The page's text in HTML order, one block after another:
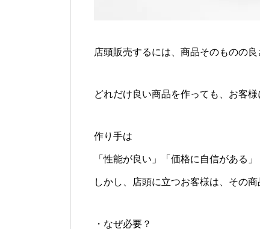
店頭販売するには、商品そのものの
どれだけ良い商品を作っても、お客
作り手は
「性能が良い」「価格に自信がある
しかし、店頭に立つお客様は、その商
・なぜ必要？